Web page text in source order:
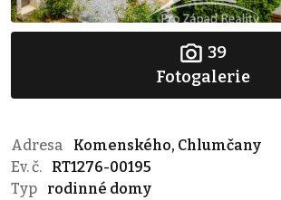
39
Fotogalerie
Adresa
Komenského, Chlumčany
Ev. č.
RT1276-00195
Typ
rodinné domy